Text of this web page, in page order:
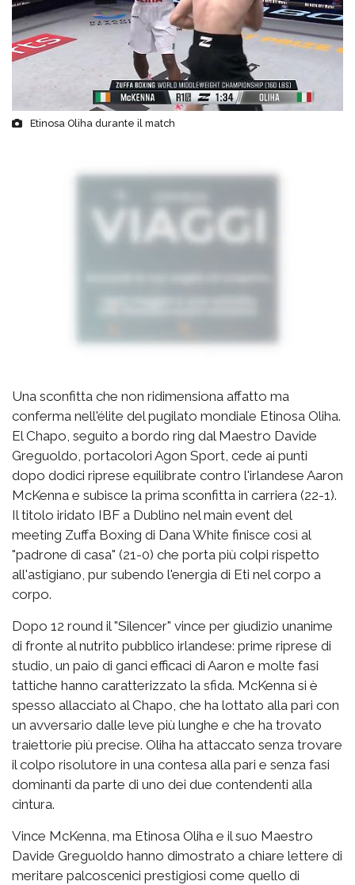
Etinosa Oliha durante il match
Una sconfitta che non ridimensiona affatto ma
conferma nell'élite del pugilato mondiale Etinosa Oliha.
El Chapo, seguito a bordo ring dal Maestro Davide
Greguoldo, portacolori Agon Sport, cede ai punti
dopo dodici riprese equilibrate contro l'irlandese Aaron
McKenna e subisce la prima sconfitta in carriera (22-1).
Il titolo iridato IBF a Dublino nel main event del
meeting Zuffa Boxing di Dana White finisce così al
"padrone di casa" (21-0) che porta più colpi rispetto
all'astigiano, pur subendo l'energia di Eti nel corpo a
corpo.
Dopo 12 round il "Silencer" vince per giudizio unanime
di fronte al nutrito pubblico irlandese: prime riprese di
studio, un paio di ganci efficaci di Aaron e molte fasi
tattiche hanno caratterizzato la sfida. McKenna si è
spesso allacciato al Chapo, che ha lottato alla pari con
un avversario dalle leve più lunghe e che ha trovato
traiettorie più precise. Oliha ha attaccato senza trovare
il colpo risolutore in una contesa alla pari e senza fasi
dominanti da parte di uno dei due contendenti alla
cintura.
Vince McKenna, ma Etinosa Oliha e il suo Maestro
Davide Greguoldo hanno dimostrato a chiare lettere di
meritare palcoscenici prestigiosi come quello di